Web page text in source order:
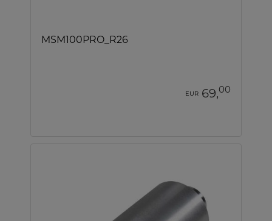
MSM100PRO_R26
EUR 69,00